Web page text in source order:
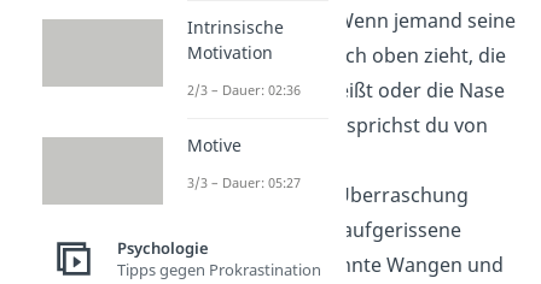
Furcht / Angst:
Wenn jemand seine
Augenbrauen nach oben zieht, die
Augen weit aufreißt oder die Nase
leicht hochzieht, sprichst du von
Angst.
Überraschung
: Überraschung
zeigt sich durch aufgerissene
Augen, angespannte Wangen und
Intrinsische
Motivation
2/3 – Dauer: 02:36
Motive
3/3 – Dauer: 05:27
Psychologie
Tipps gegen Prokrastination